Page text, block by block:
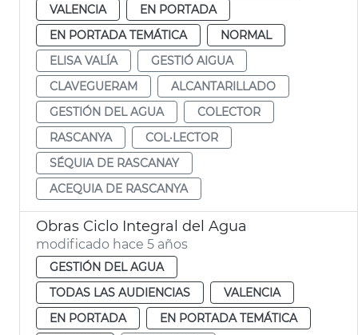
VALENCIA
EN PORTADA
EN PORTADA TEMÁTICA
NORMAL
ELISA VALÍA
GESTIÓ AIGUA
CLAVEGUERAM
ALCANTARILLADO
GESTIÓN DEL AGUA
COLECTOR
RASCANYA
COL·LECTOR
SÉQUIA DE RASCANAY
ACEQUIA DE RASCANYA
Obras Ciclo Integral del Agua
modificado hace 5 años
GESTIÓN DEL AGUA
TODAS LAS AUDIENCIAS
VALENCIA
EN PORTADA
EN PORTADA TEMÁTICA